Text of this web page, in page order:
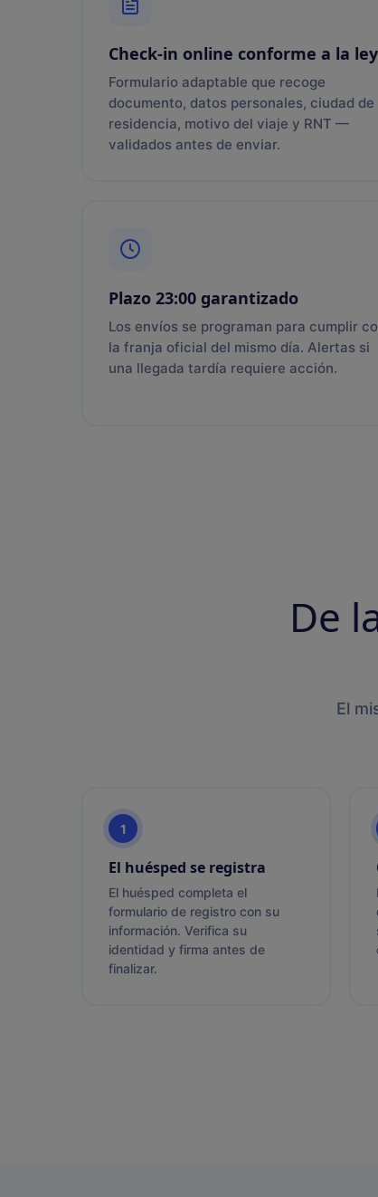
Check-in online conforme a la ley
Formulario adaptable que recoge
documento, datos personales, ciudad de
residencia, motivo del viaje y RNT —
validados antes de enviar.
Plazo 23:00 garantizado
Los envíos se programan para cumplir
la franja oficial del mismo día. Alertas si
una llegada tardía requiere acción.
De
El
1
El huésped se registra
El huésped completa el
formulario de registro con su
información. Verifica su
identidad y firma antes de
finalizar.